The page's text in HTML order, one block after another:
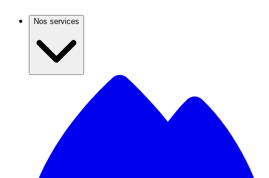
Nos services